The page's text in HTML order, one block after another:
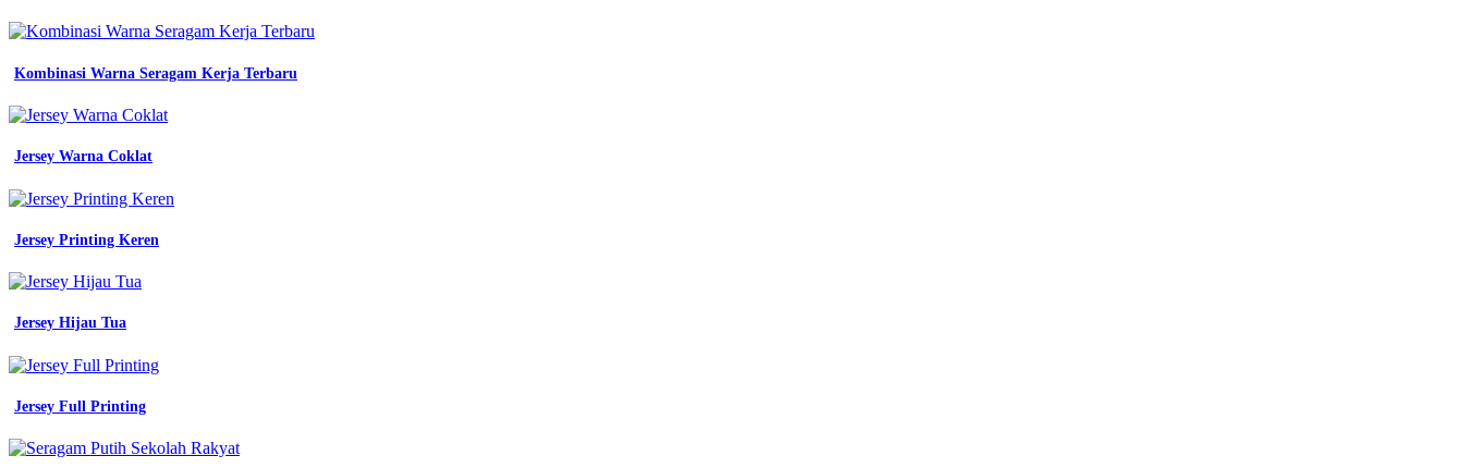
jersey
printing
warna
orange
Jersey
Printing
Warna
batik
sd
printing
bikin
jersey
desain
jersey
futsal
Kombinasi Warna Seragam Kerja Terbaru
Jersey Warna Coklat
Jersey Printing Keren
Jersey Hijau Tua
Jersey Full Printing